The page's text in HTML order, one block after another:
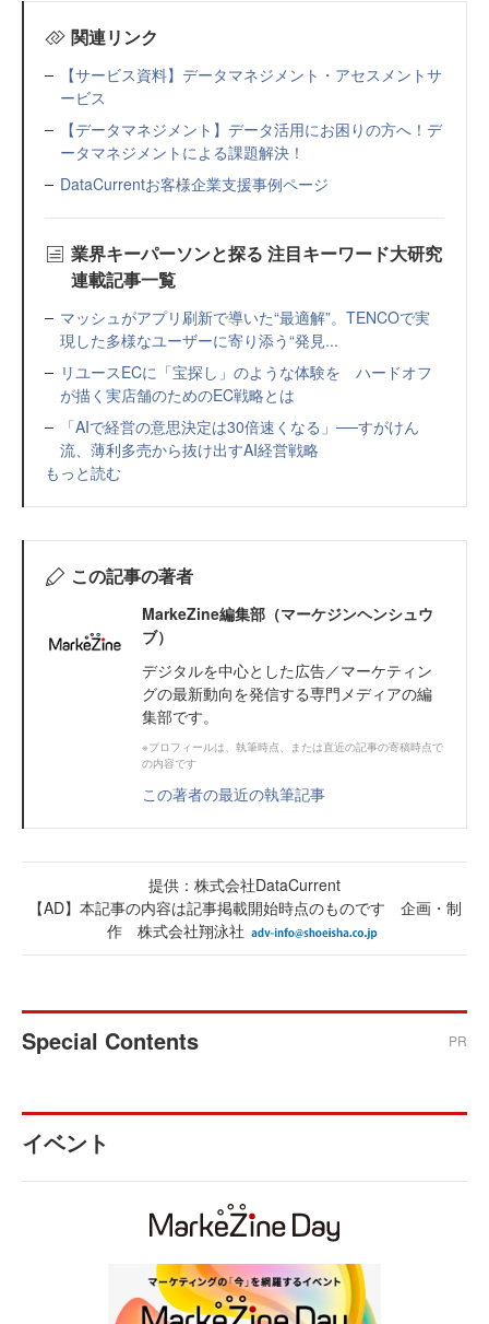
関連リンク
【サービス資料】データマネジメント・アセスメントサ
ービス
【データマネジメント】データ活用にお困りの方へ！デ
ータマネジメントによる課題解決！
DataCurrentお客様企業支援事例ページ
業界キーパーソンと探る 注目キーワード大研究
連載記事一覧
マッシュがアプリ刷新で導いた“最適解”。TENCOで実
現した多様なユーザーに寄り添う“発見...
リユースECに「宝探し」のような体験を ハードオフ
が描く実店舗のためのEC戦略とは
「AIで経営の意思決定は30倍速くなる」──すがけん
流、薄利多売から抜け出すAI経営戦略
もっと読む
この記事の著者
MarkeZine編集部（マーケジンヘンシュウ
ブ）
デジタルを中心とした広告／マーケティン
グの最新動向を発信する専門メディアの編
集部です。
※プロフィールは、執筆時点、または直近の記事の寄稿時点で
の内容です
この著者の最近の執筆記事
提供：株式会社DataCurrent
【AD】本記事の内容は記事掲載開始時点のものです 企画・制
作 株式会社翔泳社
Special Contents PR
イベント